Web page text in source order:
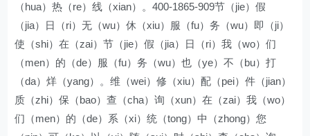
（hua）热（re）线（xian）。400-1865-909节（jie）假
（jia）日（ri）无（wu）休（xiu）服（fu）务（wu）即（ji）
使（shi）在（zai）节（jie）假（jia）日（ri）我（wo）们
（men）的（de）服（fu）务（wu）也（ye）不（bu）打
（da）烊（yang）。维（wei）修（xiu）配（pei）件（jian）
质（zhi）保（bao）查（cha）询（xun）在（zai）我（wo）
们（men）的（de）系（xi）统（tong）中（zhong）您